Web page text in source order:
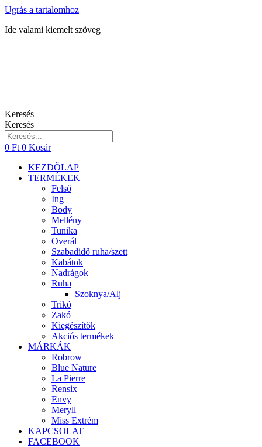
Ugrás a tartalomhoz
Ide valami kiemelt szöveg
Keresés
Keresés
0 Ft 0 Kosár
KEZDŐLAP
TERMÉKEK
Felső
Ing
Body
Mellény
Tunika
Overál
Szabadidő ruha/szett
Kabátok
Nadrágok
Ruha
Szoknya/Alj
Trikó
Zakó
Kiegészítők
Akciós termékek
MÁRKÁK
Robrow
Blue Nature
La Pierre
Rensix
Envy
Meryll
Miss Extrém
KAPCSOLAT
FACEBOOK